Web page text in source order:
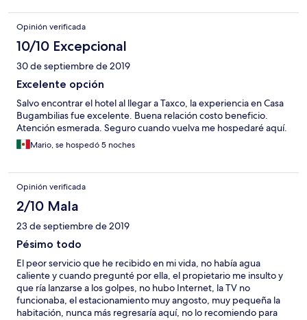
magnifique qui vaut de detour. Sans lui nous serions passer à
coté. On recommande vivement cet hebergement.
Opinión verificada
10/10 Excepcional
30 de septiembre de 2019
Excelente opción
Salvo encontrar el hotel al llegar a Taxco, la experiencia en Casa
Bugambilias fue excelente. Buena relación costo beneficio.
Atención esmerada. Seguro cuando vuelva me hospedaré aquí.
Mario, se hospedó 5 noches
Opinión verificada
2/10 Mala
23 de septiembre de 2019
Pésimo todo
El peor servicio que he recibido en mi vida, no había agua
caliente y cuando pregunté por ella, el propietario me insulto y
que ría lanzarse a los golpes, no hubo Internet, la TV no
funcionaba, el estacionamiento muy angosto, muy pequeña la
habitación, nunca más regresaría aquí, no lo recomiendo para